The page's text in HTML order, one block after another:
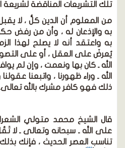
تلك التشريعات المناقضة لشريعة
من المعلوم أن الدين كلُّ ، لا
به والإذعان له ، وأن من رفض
به واعتقد أنه لا يصلح لهذا
يُعرضَ على العقل ، أو على
الله ـ كان بها ونعمت ، وإن لم
الله ـ وراء ظهورنا ، واتبعنا
ذلك فهو كافر مشرك بالله تعالى.
قال الشيخ محمد متولي
على الله ـ سبحانه وتعالى ـ لا
تناسب العصر الحديث ، فإنك